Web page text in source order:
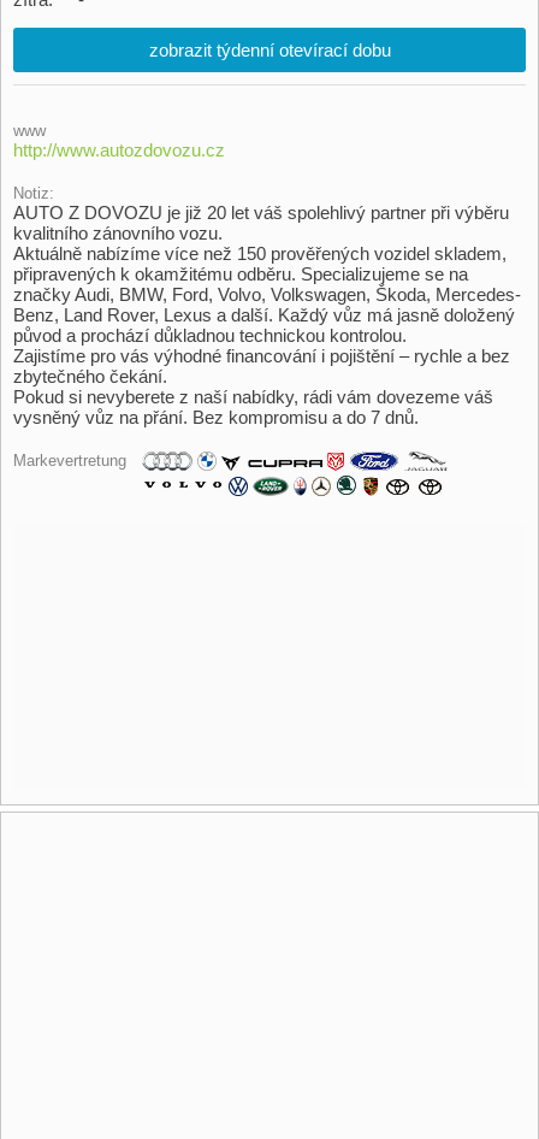
zobrazit týdenní otevírací dobu
www
http://www.autozdovozu.cz
Notiz:
AUTO Z DOVOZU je již 20 let váš spolehlivý partner při výběru
kvalitního zánovního vozu.
Aktuálně nabízíme více než 150 prověřených vozidel skladem,
připravených k okamžitému odběru. Specializujeme se na
značky Audi, BMW, Ford, Volvo, Volkswagen, Škoda, Mercedes-
Benz, Land Rover, Lexus a další. Každý vůz má jasně doložený
původ a prochází důkladnou technickou kontrolou.
Zajistíme pro vás výhodné financování i pojištění – rychle a bez
zbytečného čekání.
Pokud si nevyberete z naší nabídky, rádi vám dovezeme váš
vysněný vůz na přání. Bez kompromisu a do 7 dnů.
Markevertretung